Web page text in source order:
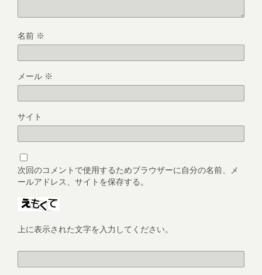
名前 ※
メール ※
サイト
次回のコメントで使用するためブラウザーに自分の名前、メ
ールアドレス、サイトを保存する。
上に表示された文字を入力してください。